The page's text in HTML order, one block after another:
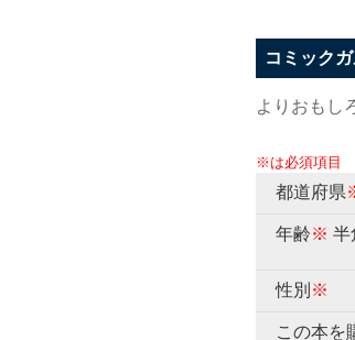
コミック
よりおもし
※は必須項目
都道府県
年齢※ 半
性別 ※
この本を